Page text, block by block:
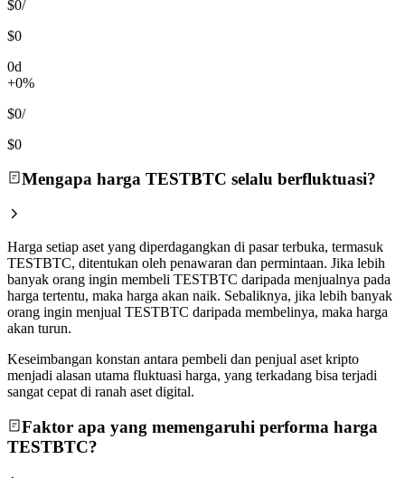
$0/
$0
0d
+0%
$0/
$0
Mengapa harga TESTBTC selalu berfluktuasi?
Harga setiap aset yang diperdagangkan di pasar terbuka, termasuk
TESTBTC, ditentukan oleh penawaran dan permintaan. Jika lebih
banyak orang ingin membeli TESTBTC daripada menjualnya pada
harga tertentu, maka harga akan naik. Sebaliknya, jika lebih banyak
orang ingin menjual TESTBTC daripada membelinya, maka harga
akan turun.
Keseimbangan konstan antara pembeli dan penjual aset kripto
menjadi alasan utama fluktuasi harga, yang terkadang bisa terjadi
sangat cepat di ranah aset digital.
Faktor apa yang memengaruhi performa harga
TESTBTC?